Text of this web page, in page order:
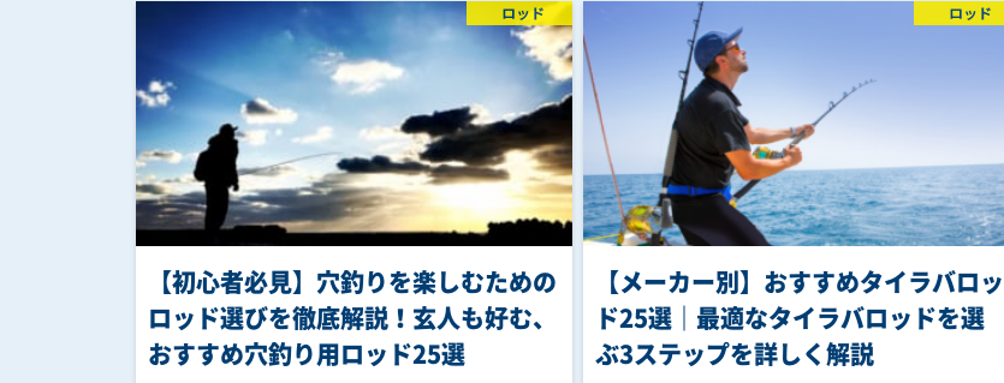
【初心者必見】穴釣りを楽しむための
ロッド選びを徹底解説！玄人も好む、
おすすめ穴釣り用ロッド25選
ロッド
【メーカー別】おすすめタイラバロッ
ド25選｜最適なタイラバロッドを選
ぶ3ステップを詳しく解説
ロッド